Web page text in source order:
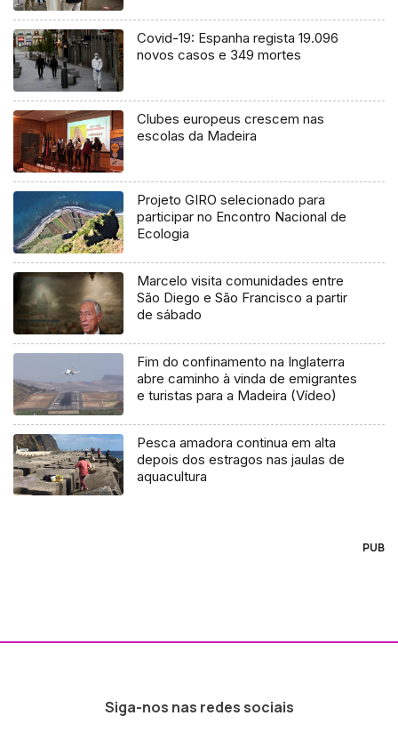
Covid-19: Espanha regista 19.096
novos casos e 349 mortes
Clubes europeus crescem nas
escolas da Madeira
Projeto GIRO selecionado para
participar no Encontro Nacional de
Ecologia
Marcelo visita comunidades entre
São Diego e São Francisco a partir
de sábado
Fim do confinamento na Inglaterra
abre caminho à vinda de emigrantes
e turistas para a Madeira (Vídeo)
Pesca amadora continua em alta
depois dos estragos nas jaulas de
aquacultura
PUB
Siga-nos nas redes sociais